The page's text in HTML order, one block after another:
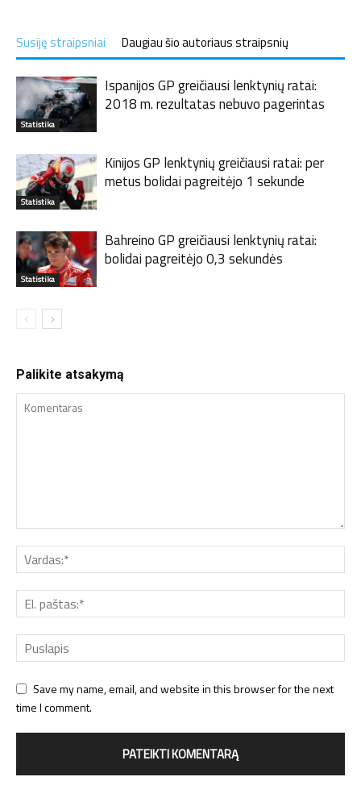
Susiję straipsniai Daugiau šio autoriaus straipsnių
Statistika
Ispanijos GP greičiausi lenktynių ratai:
2018 m. rezultatas nebuvo pagerintas
Statistika
Kinijos GP lenktynių greičiausi ratai: per
metus bolidai pagreitėjo 1 sekunde
Statistika
Bahreino GP greičiausi lenktynių ratai:
bolidai pagreitėjo 0,3 sekundės
Palikite atsakymą
Save my name, email, and website in this browser for the next
time I comment.